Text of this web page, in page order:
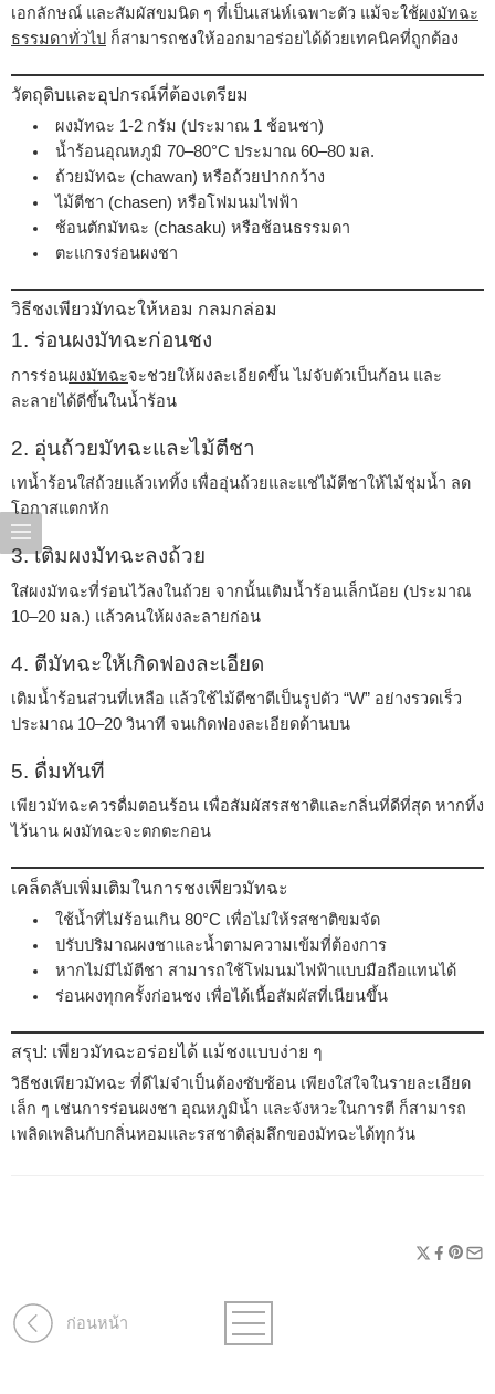
เอกลักษณ์ และสัมผัสขมนิด ๆ ที่เป็นเสน่ห์เฉพาะตัว แม้จะใช้ผงมัทฉะ
ธรรมดาทั่วไป
ก็สามารถชงให้ออกมาอร่อยได้ด้วยเทคนิคที่ถูกต้อง
วัตถุดิบและอุปกรณ์ที่ต้องเตรียม
ผงมัทฉะ 1-2 กรัม (ประมาณ 1 ช้อนชา)
น้ำร้อนอุณหภูมิ 70–80°C ประมาณ 60–80 มล.
ถ้วยมัทฉะ (chawan) หรือถ้วยปากกว้าง
ไม้ตีชา (chasen) หรือโฟมนมไฟฟ้า
ช้อนตักมัทฉะ (chasaku) หรือช้อนธรรมดา
ตะแกรงร่อนผงชา
วิธีชงเพียวมัทฉะให้หอม กลมกล่อม
1. ร่อนผงมัทฉะก่อนชง
การร่อนผงมัทฉะจะช่วยให้ผงละเอียดขึ้น ไม่จับตัวเป็นก้อน และ
ละลายได้ดีขึ้นในน้ำร้อน
2. อุ่นถ้วยมัทฉะและไม้ตีชา
เทน้ำร้อนใส่ถ้วยแล้วเททิ้ง เพื่ออุ่นถ้วยและแช่ไม้ตีชาให้ไม้ชุ่มน้ำ ลด
โอกาสแตกหัก
3. เติมผงมัทฉะลงถ้วย
ใส่ผงมัทฉะที่ร่อนไว้ลงในถ้วย จากนั้นเติมน้ำร้อนเล็กน้อย (ประมาณ
10–20 มล.) แล้วคนให้ผงละลายก่อน
4. ตีมัทฉะให้เกิดฟองละเอียด
เติมน้ำร้อนส่วนที่เหลือ แล้วใช้ไม้ตีชาตีเป็นรูปตัว “W” อย่างรวดเร็ว
ประมาณ 10–20 วินาที จนเกิดฟองละเอียดด้านบน
5. ดื่มทันที
เพียวมัทฉะควรดื่มตอนร้อน เพื่อสัมผัสรสชาติและกลิ่นที่ดีที่สุด หากทิ้ง
ไว้นาน ผงมัทฉะจะตกตะกอน
เคล็ดลับเพิ่มเติมในการชงเพียวมัทฉะ
ใช้น้ำที่ไม่ร้อนเกิน 80°C เพื่อไม่ให้รสชาติขมจัด
ปรับปริมาณผงชาและน้ำตามความเข้มที่ต้องการ
หากไม่มีไม้ตีชา สามารถใช้โฟมนมไฟฟ้าแบบมือถือแทนได้
ร่อนผงทุกครั้งก่อนชง เพื่อได้เนื้อสัมผัสที่เนียนขึ้น
สรุป: เพียวมัทฉะอร่อยได้ แม้ชงแบบง่าย ๆ
วิธีชงเพียวมัทฉะ ที่ดีไม่จำเป็นต้องซับซ้อน เพียงใส่ใจในรายละเอียด
เล็ก ๆ เช่นการร่อนผงชา อุณหภูมิน้ำ และจังหวะในการตี ก็สามารถ
เพลิดเพลินกับกลิ่นหอมและรสชาติลุ่มลึกของมัทฉะได้ทุกวัน
ก่อนหน้า